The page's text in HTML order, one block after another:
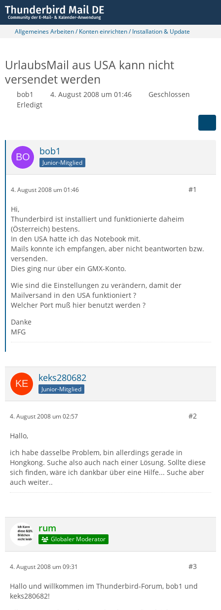
Allgemeines Arbeiten / Konten einrichten / Installation & Update
UrlaubsMail aus USA kann nicht
versendet werden
bob1 4. August 2008 um 01:46
Geschlossen
Erledigt
bob1
Junior-Mitglied
4. August 2008 um 01:46 #1
Hi,
Thunderbird ist installiert und funktionierte daheim
(Österreich) bestens.
In den USA hatte ich das Notebook mit.
Mails konnte ich empfangen, aber nicht beantworten bzw.
versenden.
Dies ging nur über ein GMX-Konto.
Wie sind die Einstellungen zu verändern, damit der
Mailversand in den USA funktioniert ?
Welcher Port muß hier benutzt werden ?
Danke
MFG
keks280682
Junior-Mitglied
4. August 2008 um 02:57 #2
Hallo,
ich habe dasselbe Problem, bin allerdings gerade in
Hongkong. Suche also auch nach einer Lösung. Sollte diese
sich finden, wäre ich dankbar über eine Hilfe... Suche aber
auch weiter..
rum
Globaler Moderator
4. August 2008 um 09:31 #3
Hallo und willkommen im Thunderbird-Forum, bob1 und
keks280682!